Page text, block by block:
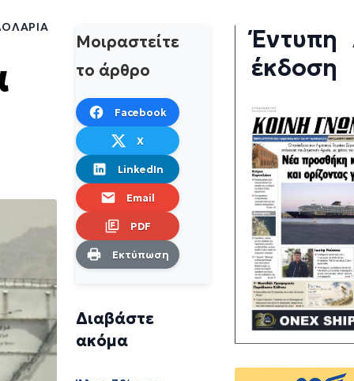
Μοιραστείτε
το άρθρο
Facebook
X
LinkedIn
Email
PDF
Εκτύπωση
Διαβάστε
ακόμα
Έντυπη
έκδοση